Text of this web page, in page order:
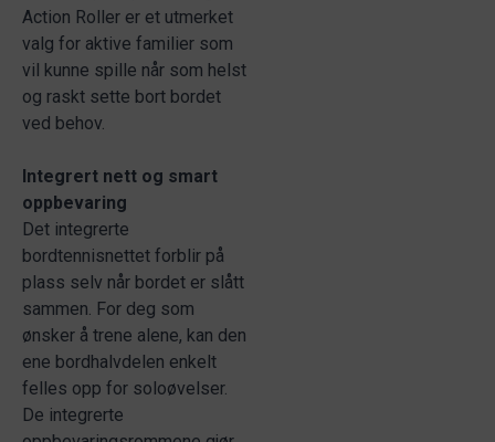
Action Roller er et utmerket
valg for aktive familier som
vil kunne spille når som helst
og raskt sette bort bordet
ved behov.
Integrert nett og smart
oppbevaring
Det integrerte
bordtennisnettet forblir på
plass selv når bordet er slått
sammen. For deg som
ønsker å trene alene, kan den
ene bordhalvdelen enkelt
felles opp for soloøvelser.
De integrerte